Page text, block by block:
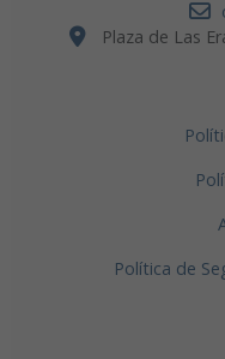
Plaza de Las
Política de